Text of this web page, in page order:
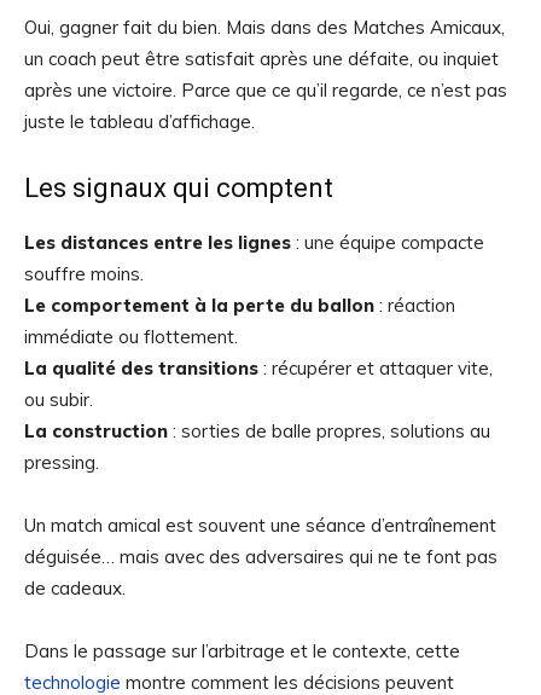
Oui, gagner fait du bien. Mais dans des Matches Amicaux,
un coach peut être satisfait après une défaite, ou inquiet
après une victoire. Parce que ce qu’il regarde, ce n’est pas
juste le tableau d’affichage.
Les signaux qui comptent
Les distances entre les lignes : une équipe compacte
souffre moins.
Le comportement à la perte du ballon : réaction
immédiate ou flottement.
La qualité des transitions : récupérer et attaquer vite,
ou subir.
La construction : sorties de balle propres, solutions au
pressing.
Un match amical est souvent une séance d’entraînement
déguisée… mais avec des adversaires qui ne te font pas
de cadeaux.
Dans le passage sur l’arbitrage et le contexte, cette
technologie montre comment les décisions peuvent